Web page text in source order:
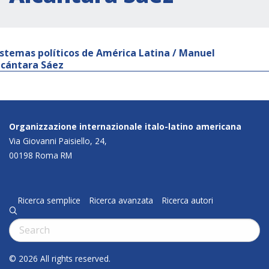
políticos de América Latina / Manuel
Sáez
Organizzazione internazionale italo-latino americana
Via Giovanni Paisiello, 24,
00198 Roma RM
Ricerca semplice Ricerca avanzata Ricerca autori
q
Cerca:
© 2026 All rights reserved.